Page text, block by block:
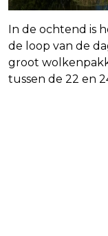
In de ochtend is
de loop van de
groot
tussen de 22 en